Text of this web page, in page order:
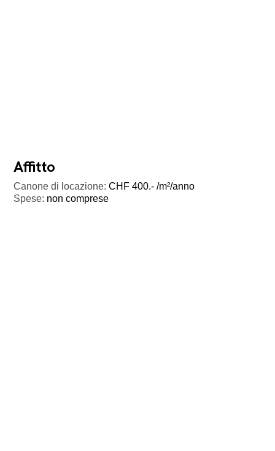
Affitto
Canone di locazione: CHF 400.- /m²/anno
Spese: non comprese